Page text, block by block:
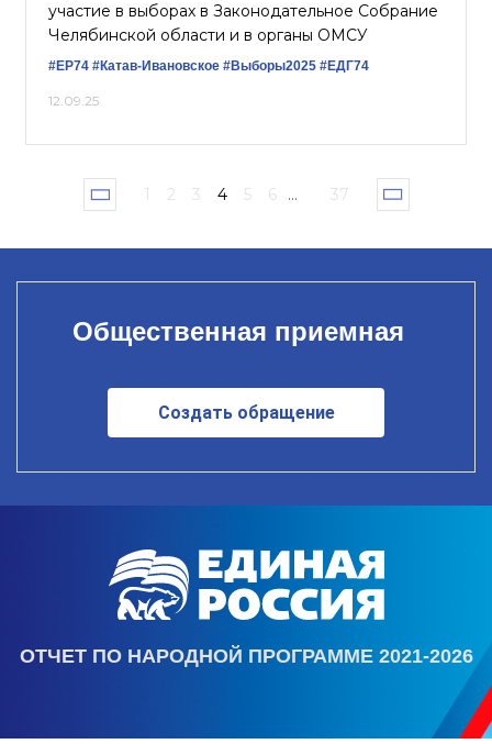
участие в выборах в Законодательное Собрание
Челябинской области и в органы ОМСУ
#ЕР74 #Катав-Ивановское #Выборы2025 #ЕДГ74
12.09.25
1 2 3 4 5 6 ... 37
Общественная приемная
Создать обращение
ОТЧЕТ ПО НАРОДНОЙ ПРОГРАММЕ 2021-2026